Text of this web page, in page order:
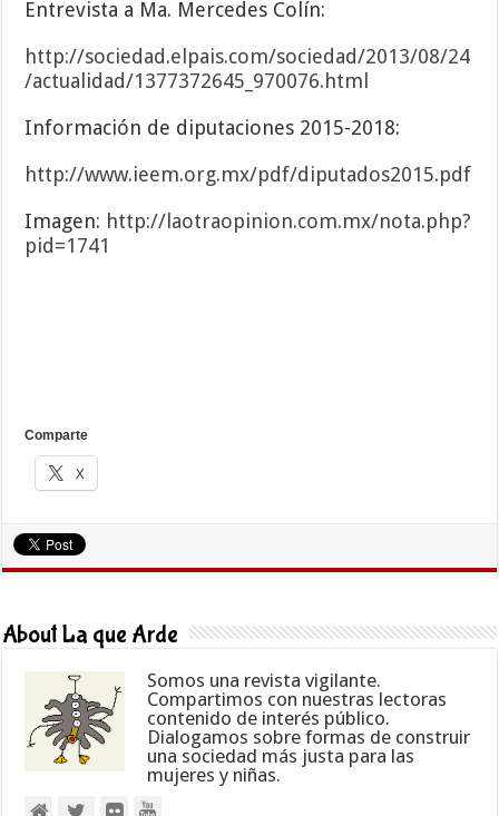
Entrevista a Ma. Mercedes Colín:
http://sociedad.elpais.com/sociedad/2013/08/24
/actualidad/1377372645_970076.html
Información de diputaciones 2015-2018:
http://www.ieem.org.mx/pdf/diputados2015.pdf
Imagen: http://laotraopinion.com.mx/nota.php?
pid=1741
Comparte
X
About La que Arde
Somos una revista vigilante.
Compartimos con nuestras lectoras
contenido de interés público.
Dialogamos sobre formas de construir
una sociedad más justa para las
mujeres y niñas.